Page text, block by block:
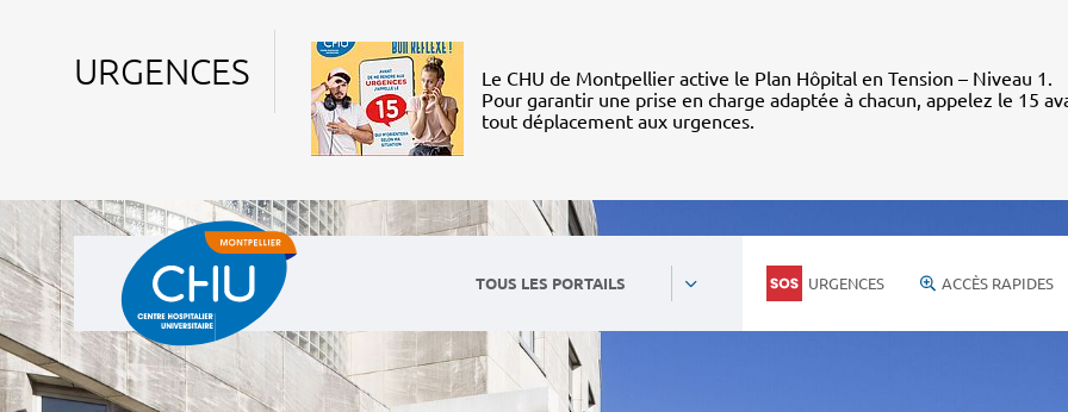
URGENCES
Le CHU de Montpellier active le Plan Hôpital en Tension – Niveau 1.
Pour garantir une prise en charge adaptée à chacun, appelez le 15
tout déplacement aux urgences.
TOUS LES PORTAILS URGENCES ACCÈS RAPIDES